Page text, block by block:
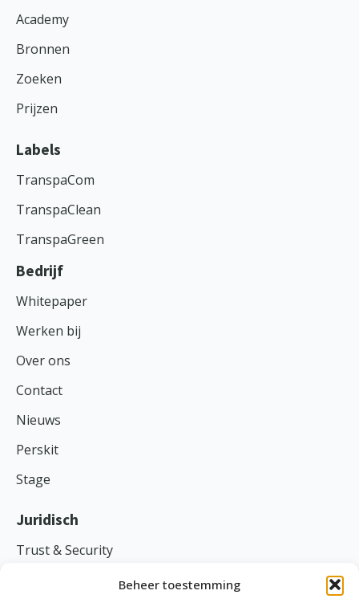
Beheer toestemming
Academy
Bronnen
Zoeken
Prijzen
Labels
TranspaCom
TranspaClean
TranspaGreen
Bedrijf
Whitepaper
Werken bij
Over ons
Contact
Nieuws
Perskit
Stage
Juridisch
Trust & Security